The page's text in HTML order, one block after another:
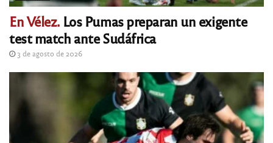
En Vélez. Los Pumas preparan un exigente
test match ante Sudáfrica
3 de agosto de 2026